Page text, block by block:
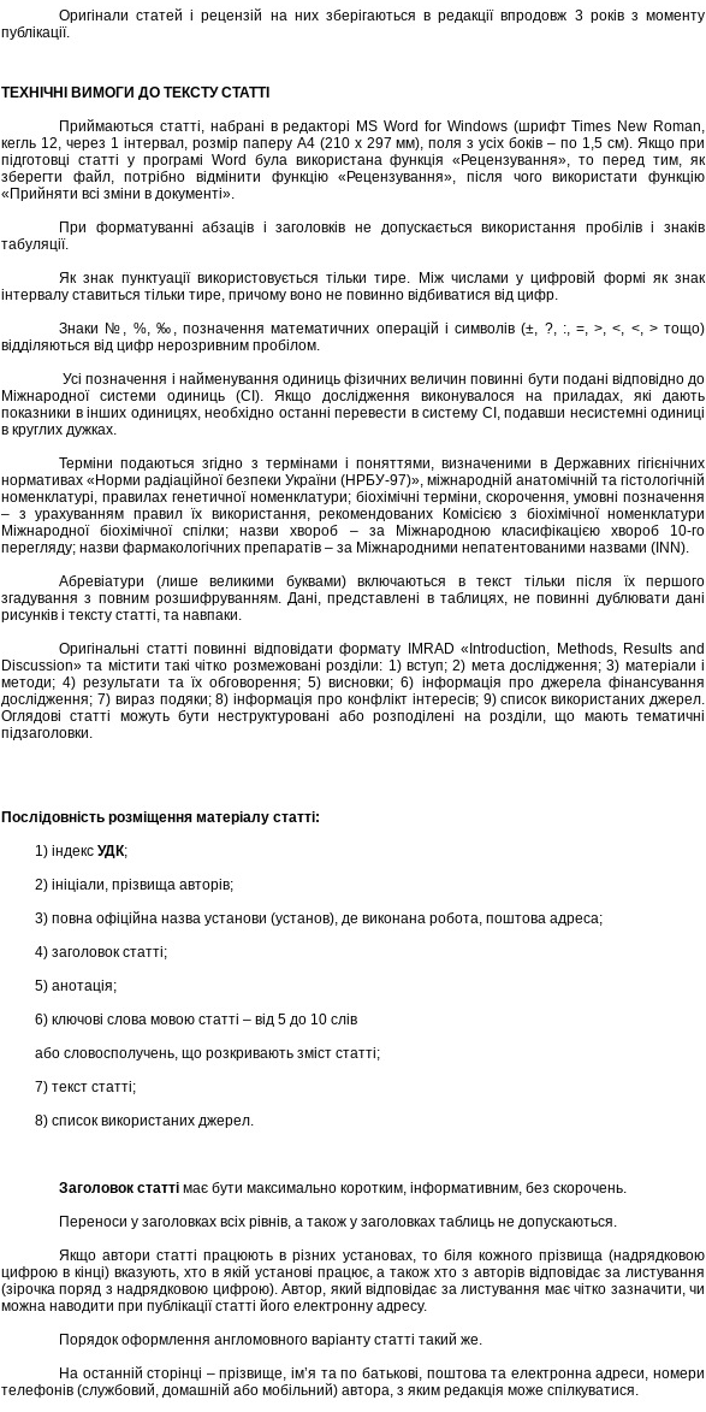
Оригінали статей і рецензій на них зберігаються в редакції впродовж 3 років з моменту
публікації.
ТЕХНІЧНІ ВИМОГИ ДО ТЕКСТУ СТАТТІ
Приймаються статті, набрані в редакторі МS Word for Windows (шрифт Times New Roman,
кегль 12, через 1 інтервал, розмір паперу А4 (210 х 297 мм), поля з усіх боків – по 1,5 см). Якщо при
підготовці статті у програмі Word була використана функція «Рецензування», то перед тим, як
зберегти файл, потрібно відмінити функцію «Рецензування», після чого використати функцію
«Прийняти всі зміни в документі».
При форматуванні абзаців і заголовків не допускається використання пробілів і знаків
табуляції.
Як знак пунктуації використовується тільки тире. Між числами у цифровій формі як знак
інтервалу ставиться тільки тире, причому воно не повинно відбиватися від цифр.
Знаки №, %, ‰, позначення математичних операцій і символів (±, ?, :, =, >, <, <, > тощо)
відділяються від цифр нерозривним пробілом.
Усі позначення і найменування одиниць фізичних величин повинні бути подані відповідно до
Міжнародної системи одиниць (СІ). Якщо дослідження виконувалося на приладах, які дають
показники в інших одиницях, необхідно останні перевести в систему СІ, подавши несистемні одиниці
в круглих дужках.
Терміни подаються згідно з термінами і поняттями, визначеними в Державних гігієнічних
нормативах «Норми радіаційної безпеки України (НРБУ-97)», міжнародній анатомічній та гістологічній
номенклатурі, правилах генетичної номенклатури; біохімічні терміни, скорочення, умовні позначення
– з урахуванням правил їх використання, рекомендованих Комісією з біохімічної номенклатури
Міжнародної біохімічної спілки; назви хвороб – за Міжнародною класифікацією хвороб 10-го
перегляду; назви фармакологічних препаратів – за Міжнародними непатентованими назвами (INN).
Абревіатури (лише великими буквами) включаються в текст тільки після їх першого
згадування з повним розшифруванням. Дані, представлені в таблицях, не повинні дублювати дані
рисунків і тексту статті, та навпаки.
Оригінальні статті повинні відповідати формату IMRAD «Introduction, Methods, Results and
Discussion» та містити такі чітко розмежовані розділи: 1) вступ; 2) мета дослідження; 3) матеріали і
методи; 4) результати та їх обговорення; 5) висновки; 6) інформація про джерела фінансування
дослідження; 7) вираз подяки; 8) інформація про конфлікт інтересів; 9) список використаних джерел.
Оглядові статті можуть бути неструктуровані або розподілені на розділи, що мають тематичні
підзаголовки.
Послідовність розміщення матеріалу статті:
1) індекс УДК;
2) ініціали, прізвища авторів;
3) повна офіційна назва установи (установ), де виконана робота, поштова адреса;
4) заголовок статті;
5) анотація;
6) ключові слова мовою статті – від 5 до 10 слів
або словосполучень, що розкривають зміст статті;
7) текст статті;
8) список використаних джерел.
Заголовок статті має бути максимально коротким, інформативним, без скорочень.
Переноси у заголовках всіх рівнів, а також у заголовках таблиць не допускаються.
Якщо автори статті працюють в різних установах, то біля кожного прізвища (надрядковою
цифрою в кінці) вказують, хто в якій установі працює, а також хто з авторів відповідає за листування
(зірочка поряд з надрядковою цифрою). Автор, який відповідає за листування має чітко зазначити, чи
можна наводити при публікації статті його електронну адресу.
Порядок оформлення англомовного варіанту статті такий же.
На останній сторінці – прізвище, ім’я та по батькові, поштова та електронна адреси, номери
телефонів (службовий, домашній або мобільний) автора, з яким редакція може спілкуватися.